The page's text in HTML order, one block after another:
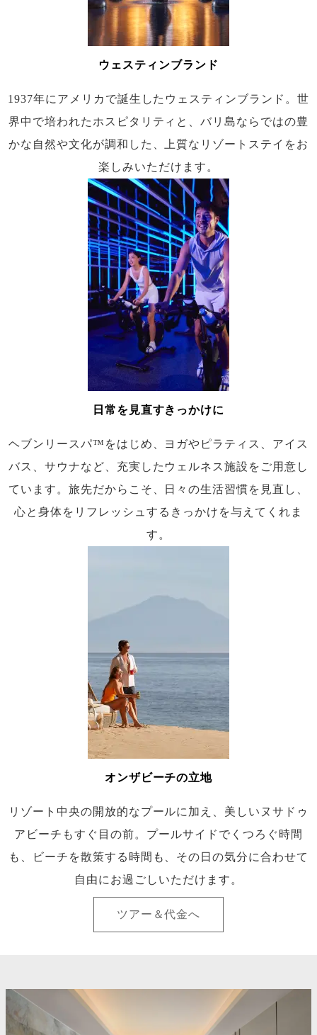
ウェスティンブランド
1937年にアメリカで誕生したウェスティンブランド。世
界中で培われたホスピタリティと、バリ島ならではの豊
かな自然や文化が調和した、上質なリゾートステイをお
楽しみいただけます。
日常を見直すきっかけに
ヘブンリースパ™をはじめ、ヨガやピラティス、アイス
バス、サウナなど、充実したウェルネス施設をご用意し
ています。旅先だからこそ、日々の生活習慣を見直し、
心と身体をリフレッシュするきっかけを与えてくれま
す。
オンザビーチの立地
リゾート中央の開放的なプールに加え、美しいヌサドゥ
アビーチもすぐ目の前。プールサイドでくつろぐ時間
も、ビーチを散策する時間も、その日の気分に合わせて
自由にお過ごしいただけます。
ツアー＆代金へ